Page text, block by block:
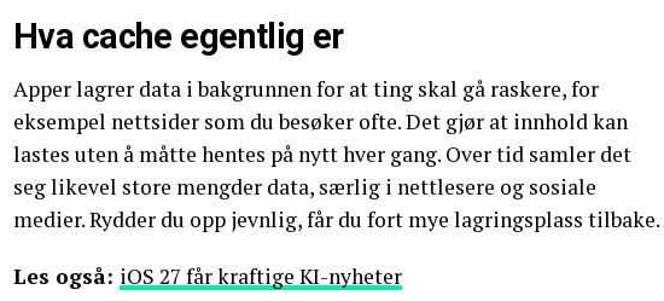
Hva cache egentlig er
Apper lagrer data i bakgrunnen for at ting skal gå raskere, for
eksempel nettsider som du besøker ofte. Det gjør at innhold kan
lastes uten å måtte hentes på nytt hver gang. Over tid samler det
seg likevel store mengder data, særlig i nettlesere og sosiale
medier. Rydder du opp jevnlig, får du fort mye lagringsplass tilbake.
Les også: iOS 27 får kraftige KI-nyheter